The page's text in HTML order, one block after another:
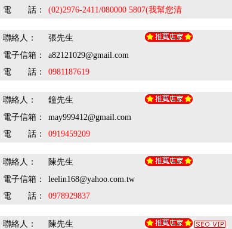
電 話： (02)2976-2411/080000 5807(我幫您清
聯絡人：
張先生
電子信箱：
a82121029@gmail.com
電 話： 0981187619
聯絡人：
鐘先生
電子信箱：
may999412@gmail.com
電 話： 0919459209
聯絡人：
陳先生
電子信箱：
leelin168@yahoo.com.tw
電 話： 0978929837
聯絡人：
陳先生